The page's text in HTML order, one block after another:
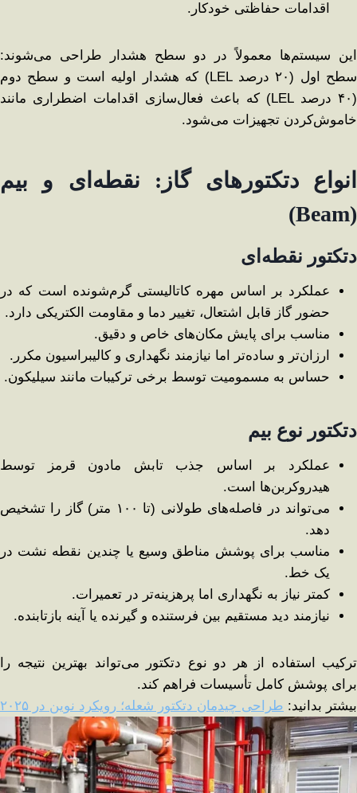
اقدامات حفاظتی خودکار.
این سیستم‌ها معمولاً در دو سطح هشدار طراحی می‌شوند:
سطح اول (۲۰ درصد LEL) که هشدار اولیه است و سطح دوم
(۴۰ درصد LEL) که باعث فعال‌سازی اقدامات اضطراری مانند
خاموش‌کردن تجهیزات می‌شود.
انواع دتکتورهای گاز: نقطه‌ای و بیم
(Beam)
دتکتور نقطه‌ای
عملکرد بر اساس مهره کاتالیستی گرم‌شونده است که در
حضور گاز قابل اشتعال، تغییر دما و مقاومت الکتریکی دارد.
مناسب برای پایش مکان‌های خاص و دقیق.
ارزان‌تر و ساده‌تر اما نیازمند نگهداری و کالیبراسیون مکرر.
حساس به مسمومیت توسط برخی ترکیبات مانند سیلیکون.
دتکتور نوع بیم
عملکرد بر اساس جذب تابش مادون قرمز توسط
هیدروکربن‌ها است.
می‌تواند در فاصله‌های طولانی (تا ۱۰۰ متر) گاز را تشخیص
دهد.
مناسب برای پوشش مناطق وسیع یا چندین نقطه نشت در
یک خط.
کمتر نیاز به نگهداری اما پرهزینه‌تر در تعمیرات.
نیازمند دید مستقیم بین فرستنده و گیرنده یا آینه بازتابنده.
ترکیب استفاده از هر دو نوع دتکتور می‌تواند بهترین نتیجه را
برای پوشش کامل تأسیسات فراهم کند.
بیشتر بدانید: طراحی چیدمان دتکتور شعله؛ رویکرد نوین در ۲۰۲۵